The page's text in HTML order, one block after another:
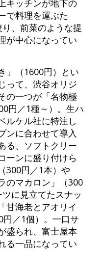
キッチンが地下の
で料理を運ぶた
、前菜のような提
が中心になってい
」（1600円）とい
って、渋谷オリジ
の一つが「名物極
円／1種～）。生ハ
ルケル社に特注し
ンに合わせて導入
る、ソフトクリー
ーンに盛り付けら
300円／1本）や
のマカロン」（300
に見立てたスナッ
甘海老とアオリイ
／1個）。一口サ
盛られ、富士屋本
る一品になってい